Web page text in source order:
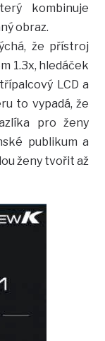
kombinuje
obraz.
že přístroj
1.3x, hledáček
LCD a
to vypadá, že
pro ženy
publikum a
ženy tvořit až